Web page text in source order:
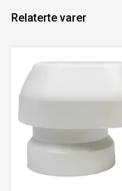
Relaterte varer